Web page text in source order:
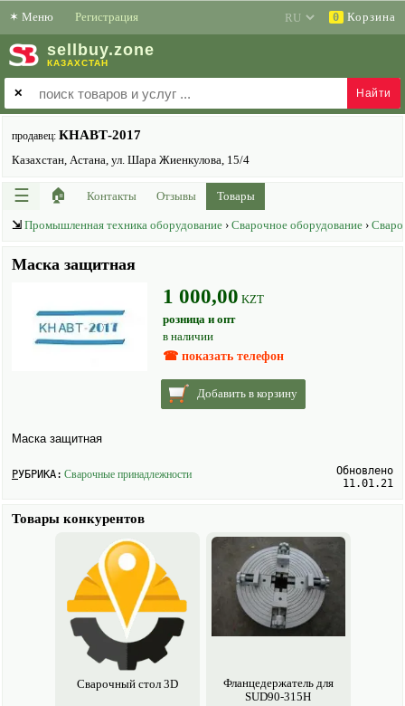
✶ Меню Регистрация 0 Корзина
sell buy.zone
КАЗАХСТАН
✕
продавец: КНАВТ-2017
Казахстан, Астана, ул. Шара Жиенкулова, 15/4
☰ 🏠 Контакты Отзывы Товары
⇲ Промышленная техника оборудование › Сварочное оборудование ›
Маска защитная
1 000,00 KZT
розница и опт
в наличии
☎ показать телефон
Добавить в корзину
Маска защитная
РУБРИКА: Сварочные принадлежности
Обновлено
11.01.21
Товары конкурентов
Сварочный стол 3D
Фланцедержатель для
SUD90-315H